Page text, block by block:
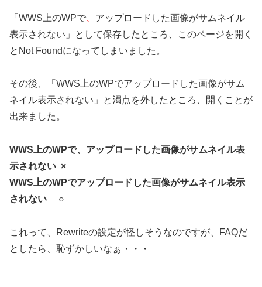
「WWS上のWPで
アップロードした画像がサムネイル
表示されない」として保存したところ、このページを開く
とNot Foundになってしまいました。
その後、「WWS上のWPでアップロードした画像がサム
ネイル表示されない」と濁点を外したところ、開くことが
出来ました。
WWS上のWPで、アップロードした画像がサムネイル表
示されない ×
WWS上のWPでアップロードした画像がサムネイル表示
されない ○
これって、Rewriteの設定が怪しそうなのですが、FAQだ
としたら、恥ずかしいなぁ・・・